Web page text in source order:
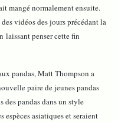
mangé normalement ensuite.
vidéos des jours précédant la
penser cette fin
pandas, Matt Thompson a
paire de jeunes pandas
des pandas dans un style
asiatiques et seraient